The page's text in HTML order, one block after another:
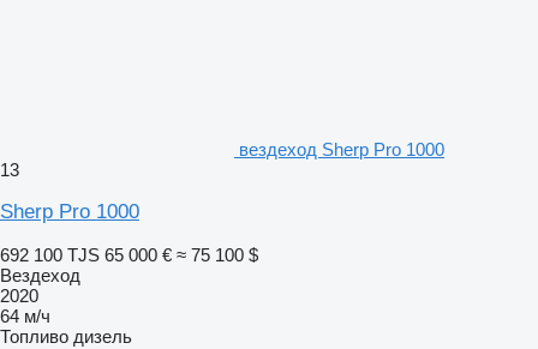
вездеход Sherp Pro 1000
13
Sherp Pro 1000
692 100 TJS 65 000 € ≈ 75 100 $
Вездеход
2020
64 м/ч
Топливо дизель